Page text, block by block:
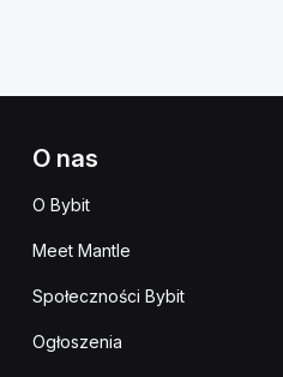
O nas
O Bybit
Meet Mantle
Społeczności Bybit
Ogłoszenia